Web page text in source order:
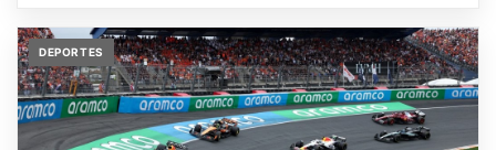
DEPORTES